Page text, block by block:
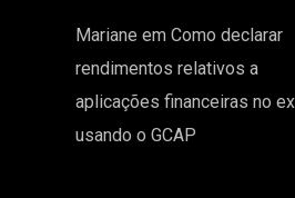
Mariane emComo declarar
rendimentos relativos a
aplicações financeiras no
usando o GCAP